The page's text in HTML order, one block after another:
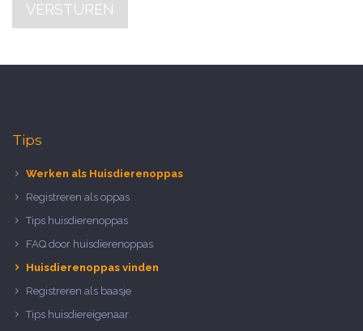
VERSTUREN
Tips
Werken als Huisdierenoppas
Registreren als oppas
Tips huisdierenoppas
FAQ door huisdierenoppas
Huisdierenoppas vinden
Registreren als baasje
Tips huisdiereigenaar